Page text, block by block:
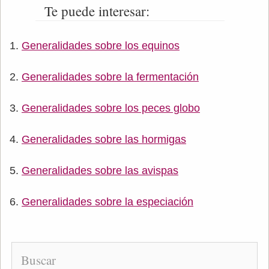
Te puede interesar:
Generalidades sobre los equinos
Generalidades sobre la fermentación
Generalidades sobre los peces globo
Generalidades sobre las hormigas
Generalidades sobre las avispas
Generalidades sobre la especiación
Buscar